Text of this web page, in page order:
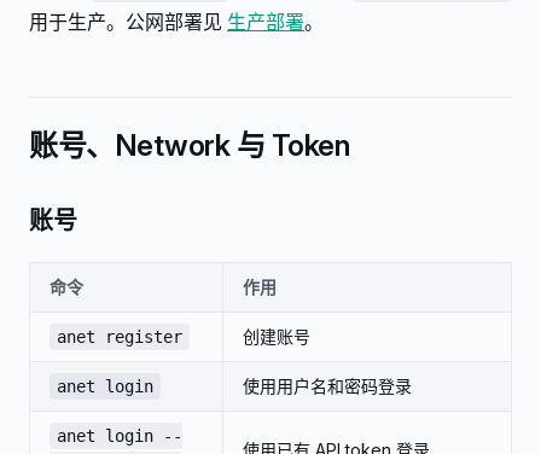
用于生产。公网部署见 生产部署。
账号、Network 与 Token
账号
命令 作用
anet register 创建账号
anet login 使用用户名和密码登录
anet login --
使用已有 API token 登录